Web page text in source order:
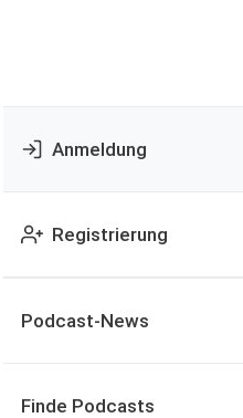
Anmeldung
Registrierung
Podcast-News
Finde Podcasts